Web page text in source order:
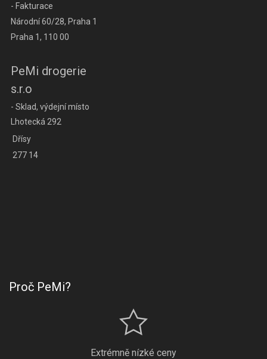
- Fakturace
Národní 60/28, Praha 1
Praha 1, 110 00
PeMi drogerie
s.r.o
- Sklad, výdejní místo
Lhotecká 292
Dřísy
277 14
Proč PeMi?
Extrémně nízké ceny